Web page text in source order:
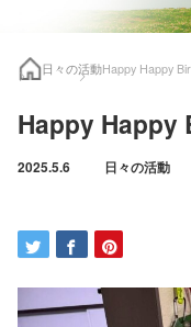
日々の活動Happy Happy
Happy Happy
2025.5.6 日々の活動